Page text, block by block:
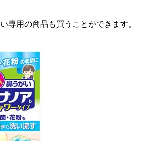
専用の商品も買うことができます。